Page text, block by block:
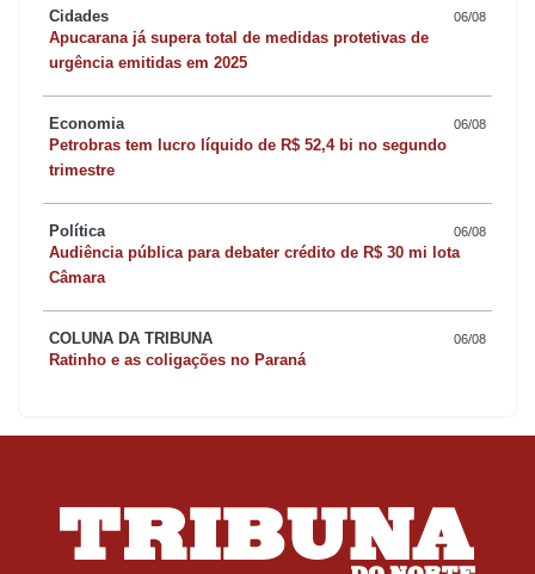
Cidades 06/08
Apucarana já supera total de medidas protetivas de
urgência emitidas em 2025
Economia 06/08
Petrobras tem lucro líquido de R$ 52,4 bi no segundo
trimestre
Política 06/08
Audiência pública para debater crédito de R$ 30 mi lota
Câmara
COLUNA DA TRIBUNA 06/08
Ratinho e as coligações no Paraná